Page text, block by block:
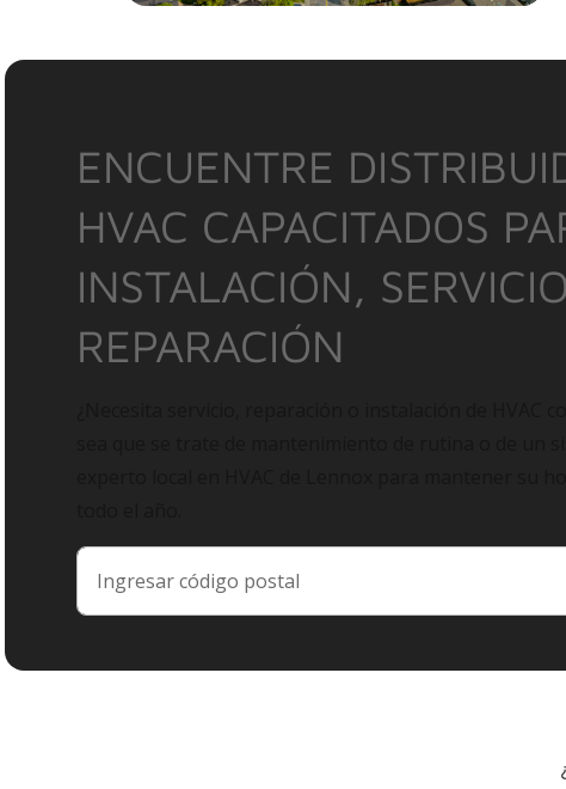
ENCUENTRE
HVAC CAPACITADOS
INSTALACIÓN,
REPARACIÓN